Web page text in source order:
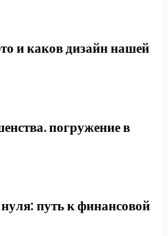
и каков дизайн нашей
погружение в
путь к финансовой